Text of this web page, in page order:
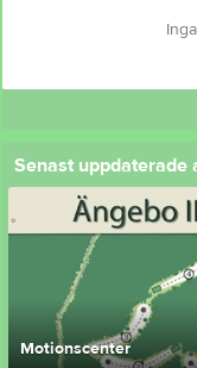
Senast uppdaterade
Motionscenter